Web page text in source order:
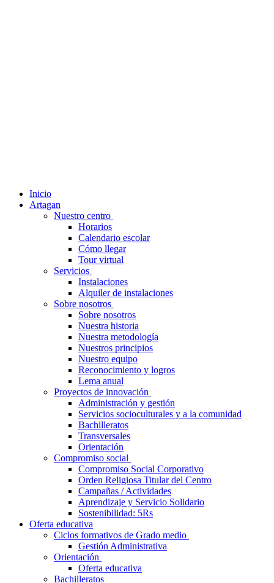
Inicio
Artagan
Nuestro centro
Horarios
Calendario escolar
Cómo llegar
Tour virtual
Servicios
Instalaciones
Alquiler de instalaciones
Sobre nosotros
Sobre nosotros
Nuestra historia
Nuestra metodología
Nuestros principios
Nuestro equipo
Reconocimiento y logros
Lema anual
Proyectos de innovación
Administración y gestión
Servicios socioculturales y a la comunidad
Bachilleratos
Transversales
Orientación
Compromiso social
Compromiso Social Corporativo
Orden Religiosa Titular del Centro
Campañas / Actividades
Aprendizaje y Servicio Solidario
Sostenibilidad: 5Rs
Oferta educativa
Ciclos formativos de Grado medio
Gestión Administrativa
Orientación
Oferta educativa
Bachilleratos